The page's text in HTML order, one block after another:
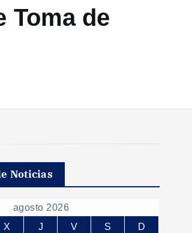
Toma de
Noticias
agosto 2026
X J V S D